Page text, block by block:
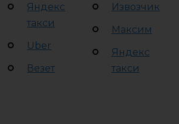
Яндекс
такси
Uber
Везет
Извозчик
Максим
Яндекс
такси